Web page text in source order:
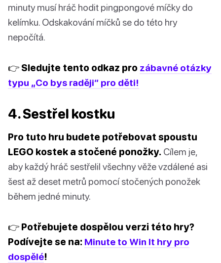
minuty musí hráč hodit pingpongové míčky do
kelímku. Odskakování míčků se do této hry
nepočítá.
👉 Sledujte tento odkaz pro zábavné otázky
typu „Co bys raději“ pro děti!
4. Sestřel kostku
Pro tuto hru budete potřebovat spoustu
LEGO kostek a stočené ponožky. Cílem je,
aby každý hráč sestřelil všechny věže vzdálené asi
šest až deset metrů pomocí stočených ponožek
během jedné minuty.
👉 Potřebujete dospělou verzi této hry?
Podívejte se na: Minute to Win It hry pro
dospělé!